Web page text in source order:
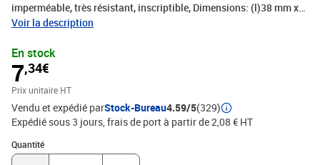
imperméable, très résistant, inscriptible, Dimensions: (l)38 mm x
(L)3 m, -573000
Voir la description
En stock
7,34€
Prix unitaire HT
Vendu et expédié parStock-Bureau4.59/5(329)
Expédié sous 3 jours, frais de port à partir de 2,08 € HT
Quantité
Quantité : 1